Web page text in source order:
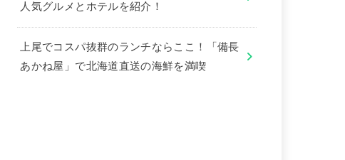
人気グルメとホテルを紹介！
上尾でコスパ抜群のランチならここ！「備長
あかね屋」で北海道直送の海鮮を満喫